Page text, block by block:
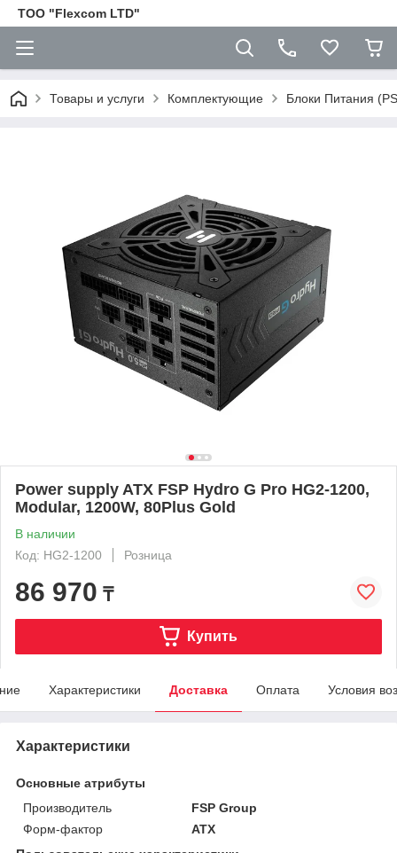
ТОО "Flexcom LTD"
Товары и услуги Комплектующие Блоки Питания
Power supply ATX FSP Hydro G Pro HG2-1200,
Modular, 1200W, 80Plus Gold
В наличии
Код: HG2-1200
Розница
86 970 ₸
Купить
Характеристики Доставка Оплата Условия
Характеристики
Основные атрибуты
Производитель
FSP Group
Форм-фактор
ATX